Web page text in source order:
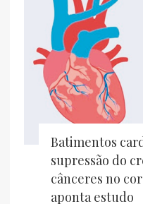
Batimentos
supressão do
cânceres no
aponta estudo